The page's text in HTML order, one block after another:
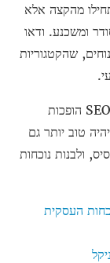
מהקצה אלא
ומשכנע. ודאו
שהקטגוריות
רק אחרי שיש בסיס אמיתי, כל שאר פעולות ה-SEO הופכות
טוב יותר גם
ולבנות נוכחות
העסקית